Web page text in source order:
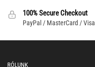
100% Secure Checkout
PayPal / MasterCard / Visa
RÓLUNK